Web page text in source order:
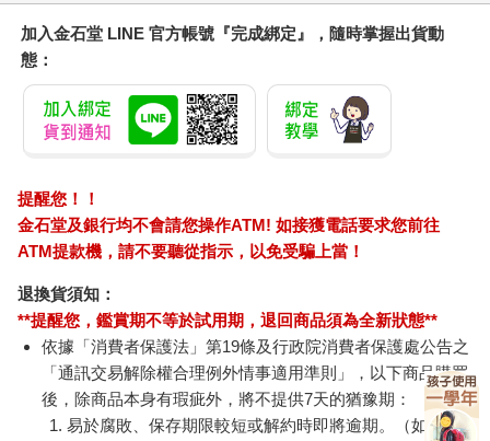
加入金石堂 LINE 官方帳號『完成綁定』，隨時掌握出貨動
態：
提醒您！！
金石堂及銀行均不會請您操作ATM! 如接獲電話要求您前往
ATM提款機，請不要聽從指示，以免受騙上當！
退換貨須知：
**提醒您，鑑賞期不等於試用期，退回商品須為全新狀態**
依據「消費者保護法」第19條及行政院消費者保護處公告之
「通訊交易解除權合理例外情事適用準則」，以下商品購買
後，除商品本身有瑕疵外，將不提供7天的猶豫期：
易於腐敗、保存期限較短或解約時即將逾期。（如：生